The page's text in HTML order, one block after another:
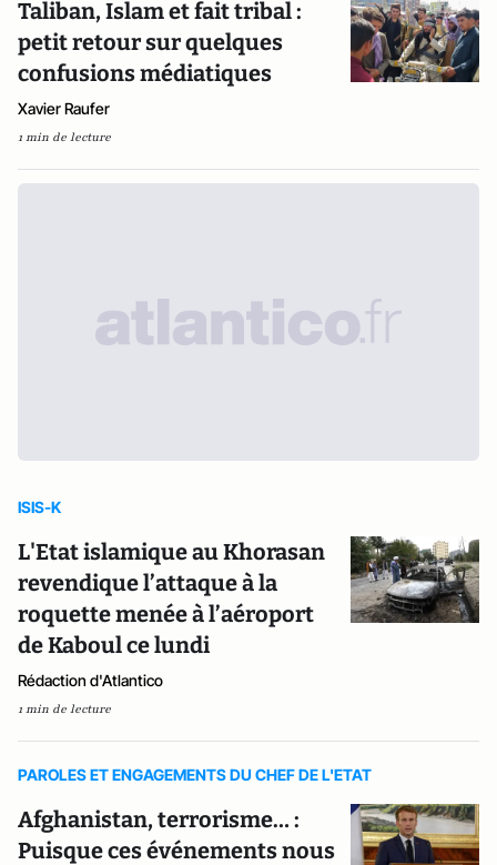
Taliban, Islam et fait tribal :
petit retour sur quelques
confusions médiatiques
Xavier Raufer
1 min de lecture
ISIS-K
L'Etat islamique au Khorasan
revendique l’attaque à la
roquette menée à l’aéroport
de Kaboul ce lundi
Rédaction d'Atlantico
1 min de lecture
PAROLES ET ENGAGEMENTS DU CHEF DE L'ETAT
Afghanistan, terrorisme… :
Puisque ces événements nous